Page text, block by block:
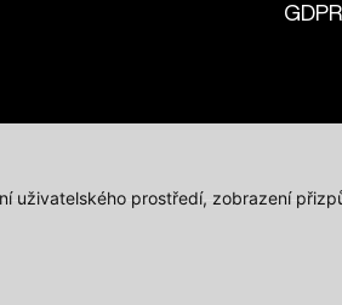
prostředí, zobrazení
GDPR